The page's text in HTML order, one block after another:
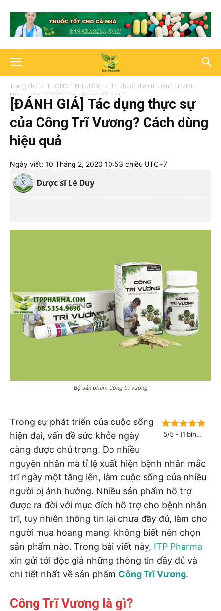
Trang chủ THÔNG TIN THUỐC
11 Thuốc điều trị Bệnh Trĩ Nội -
Ngoại tốt nhất 2021 [Chuyên gia đánh giá]
[ĐÁNH GIÁ] Tác dụng thực sự
của Công Trĩ Vương? Cách dùng
hiệu quả
Ngày viết: 10 Tháng 2, 2020 10:53 chiều UTC+7
Dược sĩ Lê Duy
Bộ sản phẩm Công trĩ vương
5/5 - (1 bình
Trong sự phát triển của cuộc sống
hiện đại, vấn đề sức khỏe ngày
càng được chú trọng. Do nhiều
nguyên nhân mà tỉ lệ xuất hiện bệnh nhân mắc
trĩ ngày một tăng lên, làm cuộc sống của nhiều
người bị ảnh hưởng. Nhiều sản phẩm hỗ trợ
được ra đời với mục đích hỗ trợ cho bệnh nhân
trĩ, tuy nhiên thông tin lại chưa đầy đủ, làm cho
người mua hoang mang, không biết nên chọn
sản phẩm nào. Trong bài viết này, ITP Pharma
xin gửi tới độc giả những thông tin đầy đủ và
chi tiết nhất về sản phẩm Công Trĩ Vương.
Công Trĩ Vương là gì?